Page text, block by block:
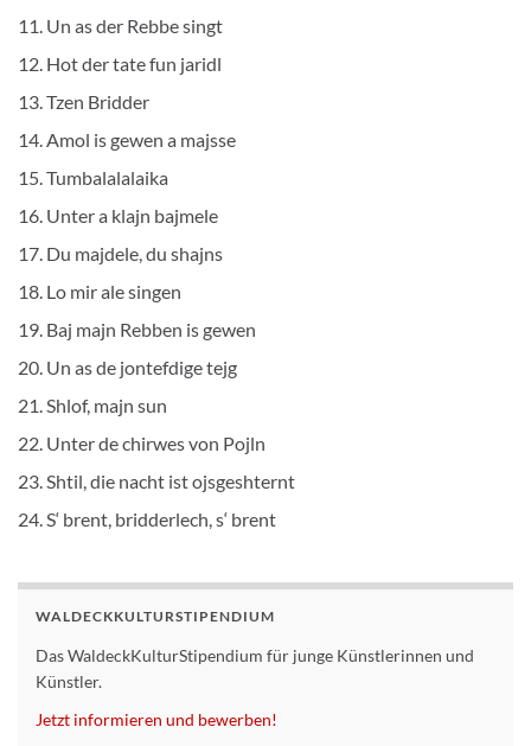
Un as der Rebbe singt
Hot der tate fun jaridl
Tzen Bridder
Amol is gewen a majsse
Tumbalalalaika
Unter a klajn bajmele
Du majdele, du shajns
Lo mir ale singen
Baj majn Rebben is gewen
Un as de jontefdige tejg
Shlof, majn sun
Unter de chirwes von Pojln
Shtil, die nacht ist ojsgeshternt
S‘ brent, bridderlech, s‘ brent
WALDECKKULTURSTIPENDIUM
Das WaldeckKulturStipendium für junge Künstlerinnen und
Künstler.
Jetzt informieren und bewerben!